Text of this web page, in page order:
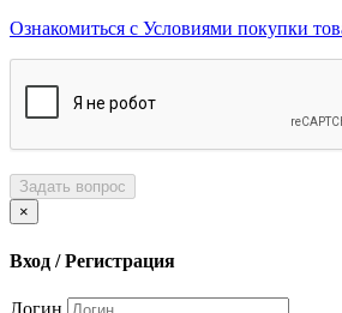
Ознакомиться с Условиями покупки
Задать вопрос
×
Вход / Регистрация
Логин